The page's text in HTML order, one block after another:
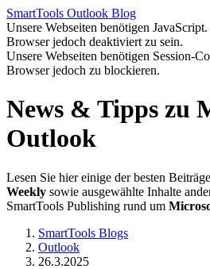
SmartTools Outlook Blog
Unsere Webseiten benötigen
Browser jedoch deaktiviert zu sein.
Unsere Webseiten benötigen Session-
Browser jedoch zu blockieren.
News & Tipps zu
Outlook
Lesen Sie hier einige der besten
Weekly sowie ausgewählte Inhalte
SmartTools Publishing rund um
SmartTools Blogs
Outlook
26.3.2025